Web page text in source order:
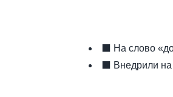
⬛ На слово
⬛ Внедрили